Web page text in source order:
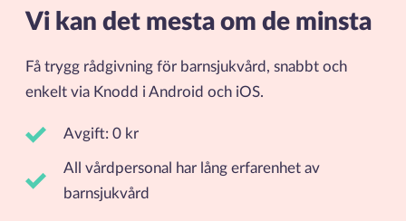
Vi kan det mesta om de minsta
Få trygg rådgivning för barnsjukvård, snabbt och
enkelt via Knodd i Android och iOS.
Avgift: 0 kr
All vårdpersonal har lång erfarenhet av
barnsjukvård